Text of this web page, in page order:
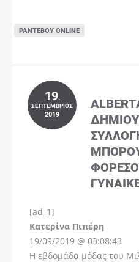
ΡΑΝΤΕΒΟΎ ONLINE
19.
ΣΕΠΤΈΜΒΡΙΟΣ
2019
[ad_1]
Kατερίνα Πιπέρη
19/09/2019 @ 03:08:43
Η εβδομάδα μόδας του